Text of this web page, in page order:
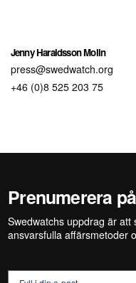
Jenny Haraldsson Molin
press@swedwatch.org
+46 (0)8 525 203 75
Prenumerera
Swedwatchs uppdrag är att
ansvarsfulla affärsmetoder